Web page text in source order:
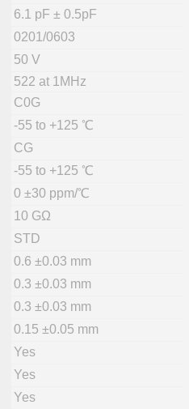
6.1 pF ± 0.5pF
0201/0603
50 V
522 at 1MHz
C0G
-55 to +125 ℃
CG
-55 to +125 ℃
0 ±30 ppm/℃
10 GΩ
STD
0.6 ±0.03 mm
0.3 ±0.03 mm
0.3 ±0.03 mm
0.15 ±0.05 mm
Yes
Yes
Yes